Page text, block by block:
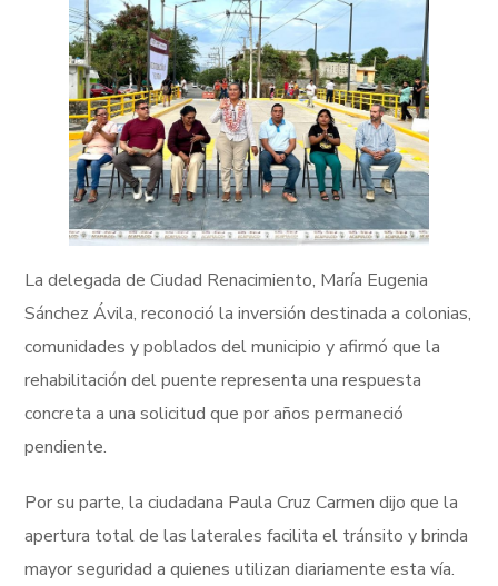
La delegada de Ciudad Renacimiento, María Eugenia
Sánchez Ávila, reconoció la inversión destinada a colonias,
comunidades y poblados del municipio y afirmó que la
rehabilitación del puente representa una respuesta
concreta a una solicitud que por años permaneció
pendiente.
Por su parte, la ciudadana Paula Cruz Carmen dijo que la
apertura total de las laterales facilita el tránsito y brinda
mayor seguridad a quienes utilizan diariamente esta vía.